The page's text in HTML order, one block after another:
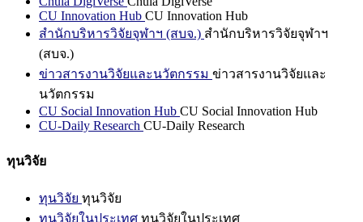
CU Innovation Hub CU Innovation Hub
สำนักบริหารวิจัยจุฬาฯ (สบจ.) สำนักบริหารวิจัยจุฬาฯ
(สบจ.)
ข่าวสารงานวิจัยและนวัตกรรม ข่าวสารงานวิจัยและ
นวัตกรรม
CU Social Innovation Hub CU Social Innovation Hub
CU-Daily Research CU-Daily Research
ทุนวิจัย
ทุนวิจัย ทุนวิจัย
ทุนวิจัยในประเทศ ทุนวิจัยในประเทศ